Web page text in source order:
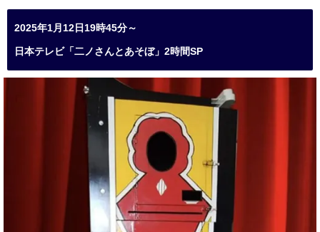
2025年1月12日19時45分～
日本テレビ「二ノさんとあそぼ」2時間SP